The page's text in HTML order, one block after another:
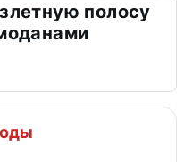
полосу